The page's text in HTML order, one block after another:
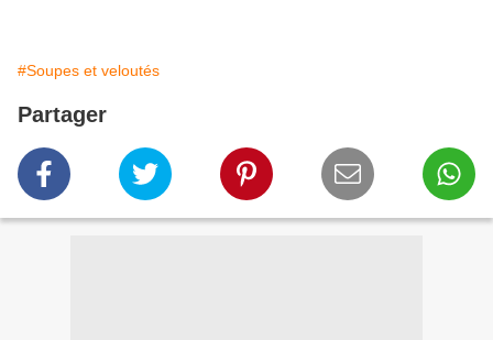
#Soupes et veloutés
Partager